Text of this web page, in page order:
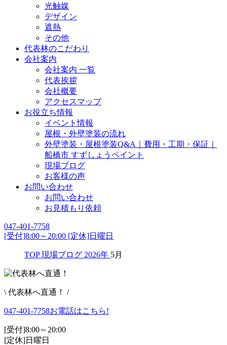
光触媒
デザイン
遮熱
その他
代表林のこだわり
会社案内
会社案内 一覧
代表挨拶
会社概要
アクセスマップ
お役立ち情報
イベント情報
屋根・外壁塗装の流れ
外壁塗装・屋根塗装Q&A｜費用・工期・保証｜
船橋市 すずしょうペイント
現場ブログ
お客様の声
お問い合わせ
お問い合わせ
お見積もり依頼
047-401-7758
[受付]8:00～20:00 [定休]日曜日
TOP 現場ブログ 2026年 5月
\ 代表林へ直通！ /
047-401-7758お電話はこちら!
[受付]8:00～20:00
[定休]日曜日